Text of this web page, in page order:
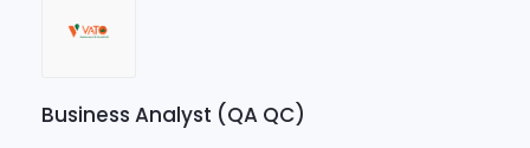
Business Analyst (QA QC)